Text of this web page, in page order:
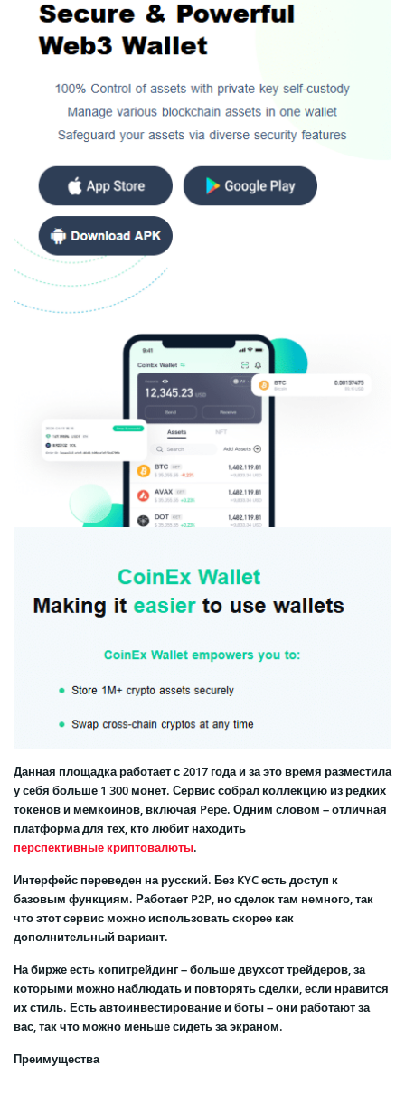
Данная площадка работает с 2017 года и за это время разместила
у себя больше 1 300 монет. Сервис собрал коллекцию из редких
токенов и мемкоинов, включая Pepe. Одним словом – отличная
платформа для тех, кто любит находить
перспективные криптовалюты.
Интерфейс переведен на русский. Без KYC есть доступ к
базовым функциям. Работает P2P, но сделок там немного, так
что этот сервис можно использовать скорее как
дополнительный вариант.
На бирже есть копитрейдинг – больше двухсот трейдеров, за
которыми можно наблюдать и повторять сделки, если нравится
их стиль. Есть автоинвестирование и боты – они работают за
вас, так что можно меньше сидеть за экраном.
Преимущества